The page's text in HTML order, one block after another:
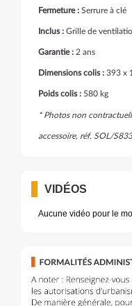
Fermeture : Serrure à clé
Inclus : Grille de
Garantie : 2 ans
Dimensions colis : 393 x
Poids colis : 580 kg
* Photos non
accessoire, réf. SOL/
VIDÉOS
Aucune vidéo pour le